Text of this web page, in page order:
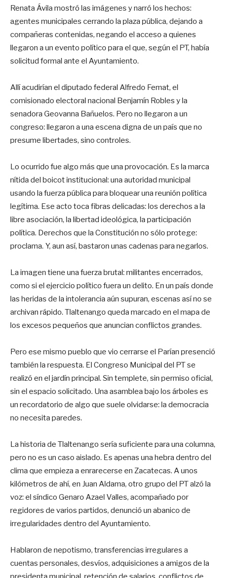
Renata Ávila mostró las imágenes y narró los hechos:
agentes municipales cerrando la plaza pública, dejando a
compañeras contenidas, negando el acceso a quienes
llegaron a un evento político para el que, según el PT, había
solicitud formal ante el Ayuntamiento.
Allí acudirían el diputado federal Alfredo Femat, el
comisionado electoral nacional Benjamín Robles y la
senadora Geovanna Bañuelos. Pero no llegaron a un
congreso: llegaron a una escena digna de un país que no
presume libertades, sino controles.
Lo ocurrido fue algo más que una provocación. Es la marca
nítida del boicot institucional: una autoridad municipal
usando la fuerza pública para bloquear una reunión política
legítima. Ese acto toca fibras delicadas: los derechos a la
libre asociación, la libertad ideológica, la participación
política. Derechos que la Constitución no sólo protege:
proclama. Y, aun así, bastaron unas cadenas para negarlos.
La imagen tiene una fuerza brutal: militantes encerrados,
como si el ejercicio político fuera un delito. En un país donde
las heridas de la intolerancia aún supuran, escenas así no se
archivan rápido. Tlaltenango queda marcado en el mapa de
los excesos pequeños que anuncian conflictos grandes.
Pero ese mismo pueblo que vio cerrarse el Parían presenció
también la respuesta. El Congreso Municipal del PT se
realizó en el jardín principal. Sin templete, sin permiso oficial,
sin el espacio solicitado. Una asamblea bajo los árboles es
un recordatorio de algo que suele olvidarse: la democracia
no necesita paredes.
La historia de Tlaltenango sería suficiente para una columna,
pero no es un caso aislado. Es apenas una hebra dentro del
clima que empieza a enrarecerse en Zacatecas. A unos
kilómetros de ahí, en Juan Aldama, otro grupo del PT alzó la
voz: el síndico Genaro Azael Valles, acompañado por
regidores de varios partidos, denunció un abanico de
irregularidades dentro del Ayuntamiento.
Hablaron de nepotismo, transferencias irregulares a
cuentas personales, desvíos, adquisiciones a amigos de la